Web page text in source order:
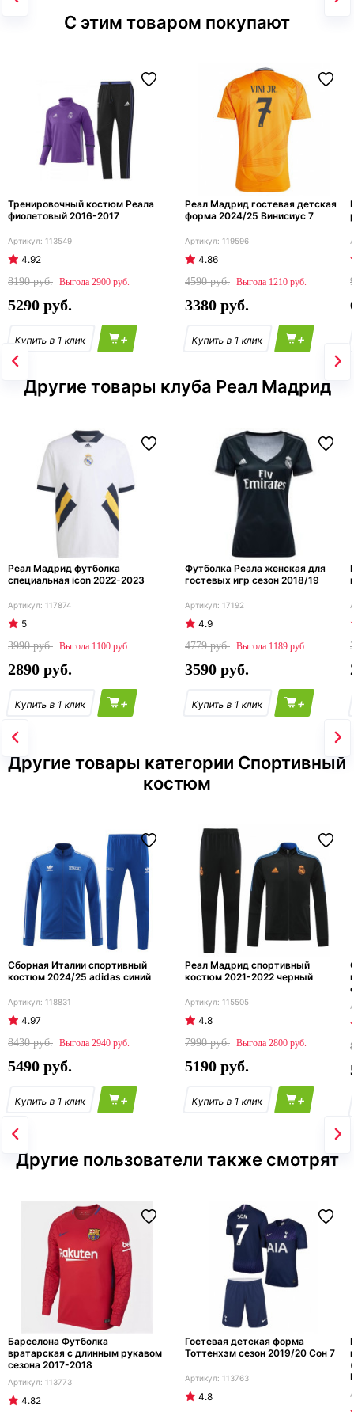
С этим товаром покупают
Тренировочный костюм Реала
фиолетовый 2016-2017
113549
4.92
8190
2900
5290
+
Реал Мадрид гостевая детская
форма 2024/25 Винисиус 7
119596
4.86
4590
1210
3380
+
Другие товары клуба Реал Мадрид
Реал Мадрид футболка
специальная icon 2022-2023
117874
5
3990
1100
2890
+
Футболка Реала женская для
гостевых игр сезон 2018/19
17192
4.9
4779
1189
3590
+
Другие товары категории Спортивный
костюм
Сборная Италии спортивный
костюм 2024/25 adidas синий
118831
4.97
8430
2940
5490
+
Реал Мадрид спортивный
костюм 2021-2022 черный
115505
4.8
7990
2800
5190
+
Другие пользователи также смотрят
Барселона Футболка
вратарская с длинным рукавом
сезона 2017-2018
113773
4.82
Гостевая детская форма
Тоттенхэм сезон 2019/20 Сон 7
113763
4.8